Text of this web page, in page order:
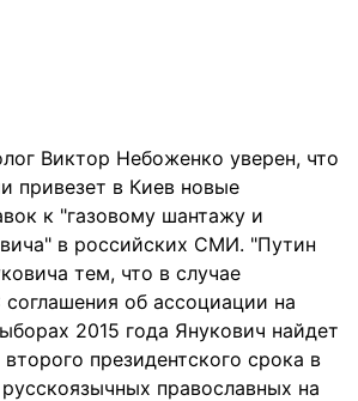
Виктор Небоженко уверен, что
привезет в Киев новые
к "газовому шантажу и
в российских СМИ. "Путин
тем, что в случае
об ассоциации на
2015 года Янукович найдет
президентского срока в
православных на